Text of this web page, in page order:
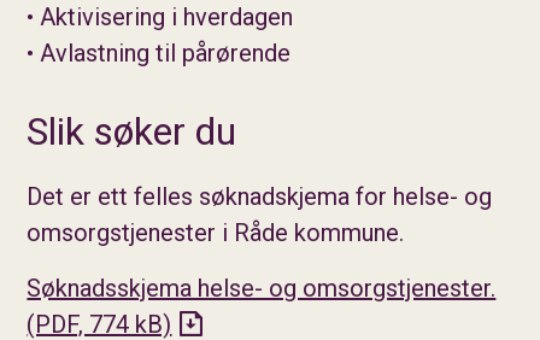
• Aktivisering i hverdagen
• Avlastning til pårørende
Slik søker du
Det er ett felles søknadskjema for helse- og
omsorgstjenester i Råde kommune.
Søknadsskjema helse- og omsorgstjenester.
(PDF, 774 kB)